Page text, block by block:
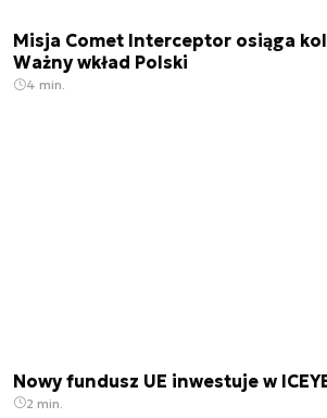
Misja Comet Interceptor osiąga
Ważny wkład Polski
4 min.
Nowy fundusz UE inwestuje w
2 min.